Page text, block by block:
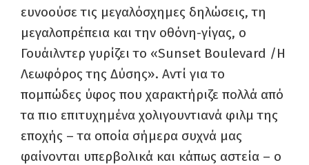
ευνοούσε τις μεγαλόσχημες δηλώσεις, τη
μεγαλοπρέπεια και την οθόνη-γίγας, ο
Γουάιλντερ γυρίζει το «Sunset Boulevard /Η
Λεωφόρος της Δύσης». Αντί για το
πομπώδες ύφος που χαρακτήριζε πολλά από
τα πιο επιτυχημένα χολιγουντιανά φιλμ της
εποχής – τα οποία σήμερα συχνά μας
φαίνονται υπερβολικά και κάπως αστεία – ο